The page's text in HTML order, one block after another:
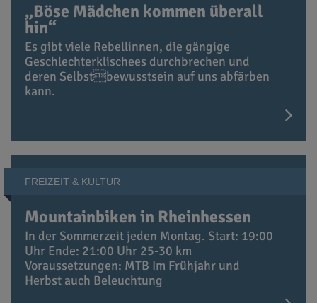
„Böse Mädchen kommen überall
hin“
Es gibt viele Rebellinnen, die gängige
Geschlechterklischees durchbrechen und
deren Selbstbewusstsein auf uns abfärben
kann.
FREIZEIT & KULTUR
Mountainbiken in Rheinhessen
In der Sommerzeit jeden Montag. Start: 19:00
Uhr Ende: 21:00 Uhr 25-30 km
Voraussetzungen: MTB Im Frühjahr und
Herbst auch Beleuchtung